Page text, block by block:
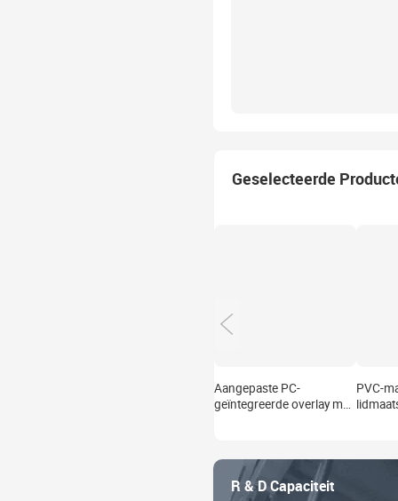
Geselecteerde
Aangepaste PC-
geïntegreerde overlay met
kaartbescherming
PVC-
R & D Capaciteit